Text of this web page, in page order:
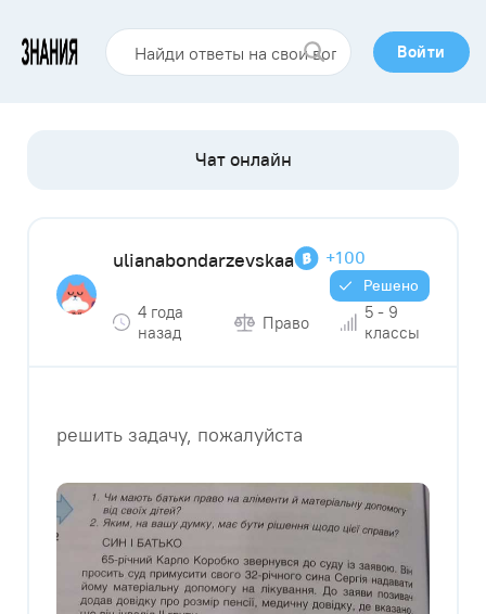
Войти
ulianabondarzevskaa +100
Решено
4 года
назад
Право
5 - 9
классы
решить задачу, пожалуйста​